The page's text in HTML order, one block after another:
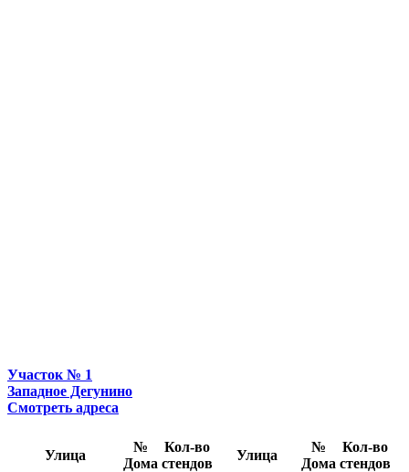
Участок № 1
Западное Дегунино
Смотреть адреса
Улица
№
Дома
Кол-во
стендов
Улица
№
Дома
Кол-во
стендов